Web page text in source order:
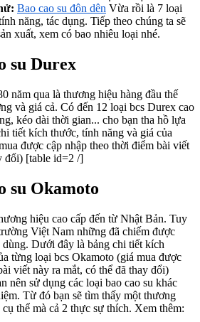
Bao cao su đôn dên Vừa rồi là 7 loại
năng, tác dụng. Tiếp theo chúng ta sẽ
xuất, xem có bao nhiêu loại nhé.
su Durex
năm qua là thương hiệu hàng đầu thế
và giá cả. Có đến 12 loại bcs Durex cao
kéo dài thời gian... cho bạn tha hồ lựa
tiết kích thước, tính năng và giá của
được cập nhập theo thời điểm bài viết
đổi) [table id=2 /]
su Okamoto
hiệu cao cấp đến từ Nhật Bản. Tuy
Việt Nam những đã chiếm được
Dưới đây là bảng chi tiết kích
từng loại bcs Okamoto (giá mua được
viết này ra mắt, có thể đã thay đổi)
nên sử dụng các loại bao cao su khác
Từ đó bạn sẽ tìm thấy một thương
thể mà cả 2 thực sự thích. Xem thêm: